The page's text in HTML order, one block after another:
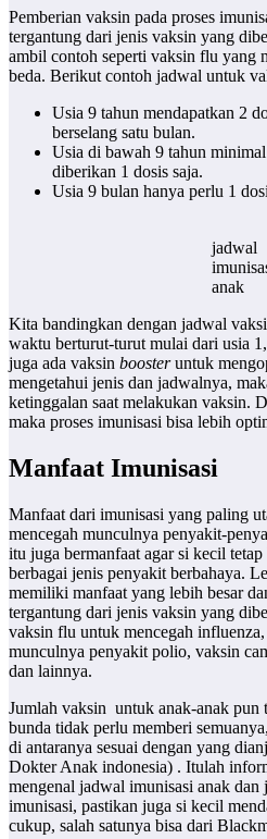
Pemberian vaksin pada proses
tergantung dari jenis vaksin yang
ambil contoh seperti vaksin flu yang
beda. Berikut contoh jadwal untuk
Usia 9 tahun mendapatkan 2
berselang satu bulan.
Usia di bawah 9 tahun
diberikan 1 dosis saja.
Usia 9 bulan hanya perlu 1
jadwal
anak
Kita bandingkan dengan jadwal
waktu berturut-turut mulai dari usia
juga ada vaksin boosteruntuk
mengetahui jenis dan jadwalnya,
ketinggalan saat melakukan vaksin.
maka proses imunisasi bisa lebih
Manfaat Imunisasi
Manfaat dari imunisasi yang paling
mencegah munculnya penyakit-
itu juga bermanfaat agar si kecil
berbagai jenis penyakit berbahaya.
memiliki manfaat yang lebih besar
tergantung dari jenis vaksin yang
vaksin flu untuk mencegah
munculnya penyakit polio, vaksin
dan lainnya.
Jumlah vaksin untuk anak-anak pun
bunda tidak perlu memberi
di antaranya sesuai dengan yang
Dokter Anak indonesia) . Itulah
mengenal jadwal imunisasi anak dan
imunisasi, pastikan juga si kecil
cukup, salah satunya bisa dari